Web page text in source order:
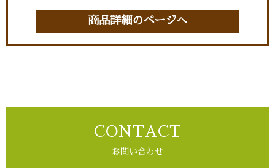
商品詳細のページへ
CONTACT
お問い合わせ